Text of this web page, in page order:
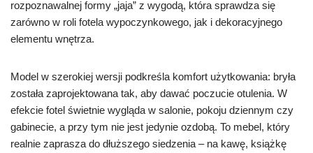
rozpoznawalnej formy „jaja” z wygodą, która sprawdza się
zarówno w roli fotela wypoczynkowego, jak i dekoracyjnego
elementu wnętrza.
Model w szerokiej wersji podkreśla komfort użytkowania: bryła
została zaprojektowana tak, aby dawać poczucie otulenia. W
efekcie fotel świetnie wygląda w salonie, pokoju dziennym czy
gabinecie, a przy tym nie jest jedynie ozdobą. To mebel, który
realnie zaprasza do dłuższego siedzenia – na kawę, książkę